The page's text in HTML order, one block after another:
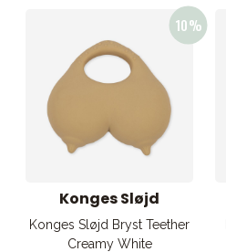
Konges Sløjd
Konges Sløjd Bryst Teether
Creamy White